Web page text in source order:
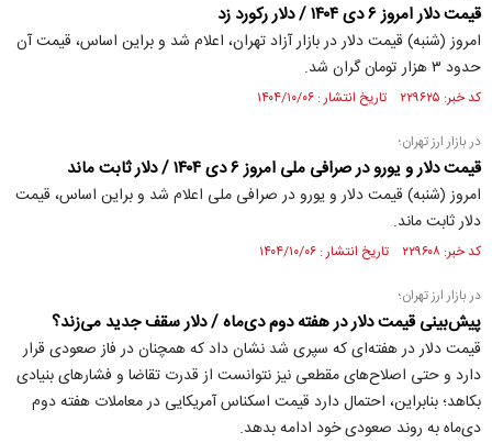
قیمت دلار امروز ۶ دی ۱۴۰۴ / دلار رکورد زد
امروز (شنبه) قیمت دلار در بازار آزاد تهران، اعلام شد و براین اساس، قیمت آن
حدود ۳ هزار تومان گران شد.
کد خبر: ۲۲۹۶۲۵ تاریخ انتشار : ۱۴۰۴/۱۰/۰۶
در بازار ارز تهران؛
قیمت دلار و یورو در صرافی ملی امروز ۶ دی ۱۴۰۴ / دلار ثابت ماند
امروز (شنبه) قیمت دلار و یورو در صرافی ملی اعلام شد و براین اساس، قیمت
دلار ثابت ماند.
کد خبر: ۲۲۹۶۰۸ تاریخ انتشار : ۱۴۰۴/۱۰/۰۶
در بازار ارز تهران؛
پیش‌بینی قیمت دلار در هفته دوم دی‌ماه / دلار سقف جدید می‌زند؟
قیمت دلار در هفته‌ای که سپری شد نشان داد که همچنان در فاز صعودی قرار
دارد و حتی اصلاح‌های مقطعی نیز نتوانست از قدرت تقاضا و فشار‌های بنیادی
بکاهد؛ بنابراین، احتمال دارد قیمت اسکناس آمریکایی در معاملات هفته دوم
دی‌ماه به روند صعودی خود ادامه بدهد.